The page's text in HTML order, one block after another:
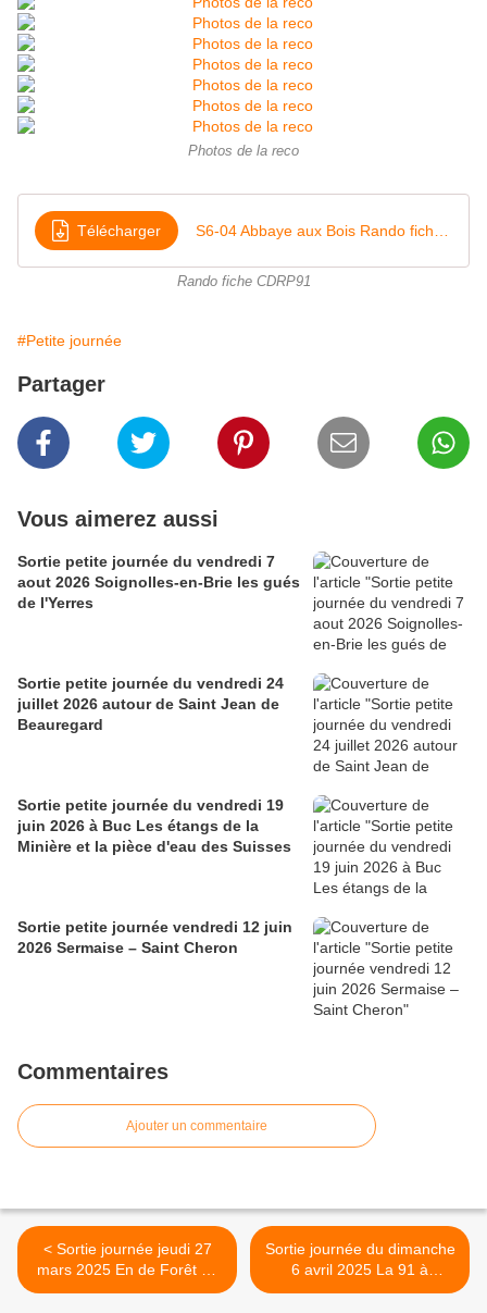
Photos de la reco
Télécharger
Rando fiche CDRP91
#Petite journée
Partager
Vous aimerez aussi
Sortie petite journée du vendredi 7
aout 2026 Soignolles-en-Brie les gués
de l'Yerres
Sortie petite journée du vendredi 24
juillet 2026 autour de Saint Jean de
Beauregard
Sortie petite journée du vendredi 19
juin 2026 à Buc Les étangs de la
Minière et la pièce d'eau des Suisses
Sortie petite journée vendredi 12 juin
2026 Sermaise – Saint Cheron
Commentaires
Ajouter un commentaire
< Sortie journée jeudi 27
mars 2025 En de Forêt de
Fontainebleau, les gorges
Sortie journée du dimanche
6 avril 2025 La 91 à
Gometz-le-Châtel >